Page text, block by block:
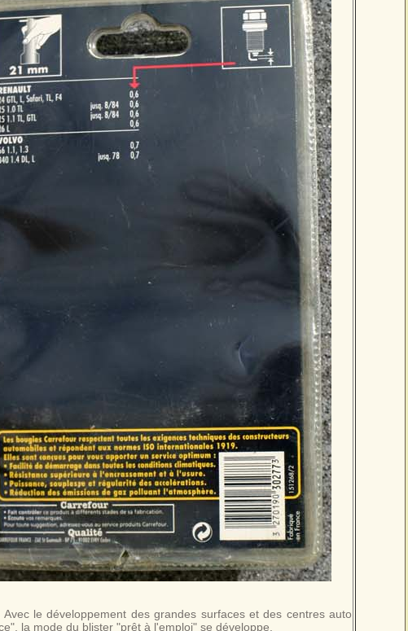
Avec le développement des grandes surfaces et des centres auto
la mode du blister "prêt à l'emploi" se développe.